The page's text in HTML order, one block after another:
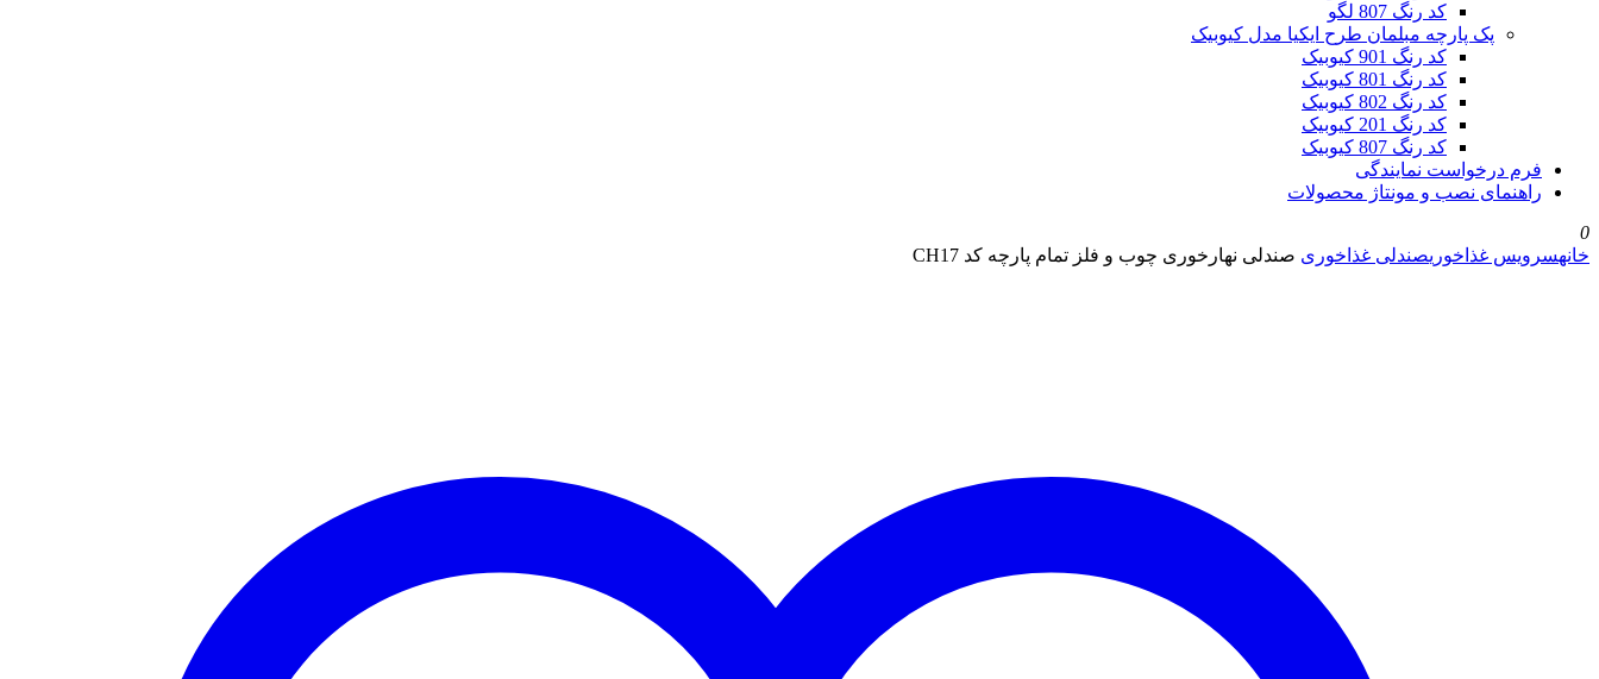
کد رنگ 807 لگو
پک پارچه مبلمان طرح ایکیا مدل کیوبیک
کد رنگ 901 کیوبیک
کد رنگ 801 کیوبیک
کد رنگ 802 کیوبیک
کد رنگ 201 کیوبیک
کد رنگ 807 کیوبیک
فرم درخواست نمایندگی
راهنمای نصب و مونتاژ محصولات
0
خانهسرویس غذاخوریصندلی غذاخوری صندلی نهارخوری چوب و فلز تمام پارچه کد CH17